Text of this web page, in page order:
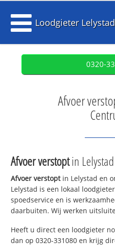
Loodgieter Lelystad
0320-
Afvoer
Afvoer verstoptin Lelystad
Afvoer verstoptin Lelystad en
Lelystad is een lokaal
spoedservice en is
daarbuiten. Wij werken
Heeft u direct een loodgieter
dan op 0320-331080 en krijg